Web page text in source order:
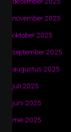
november 2025
oktober 2025
september 2025
augustus 2025
juli 2025
juni 2025
mei 2025